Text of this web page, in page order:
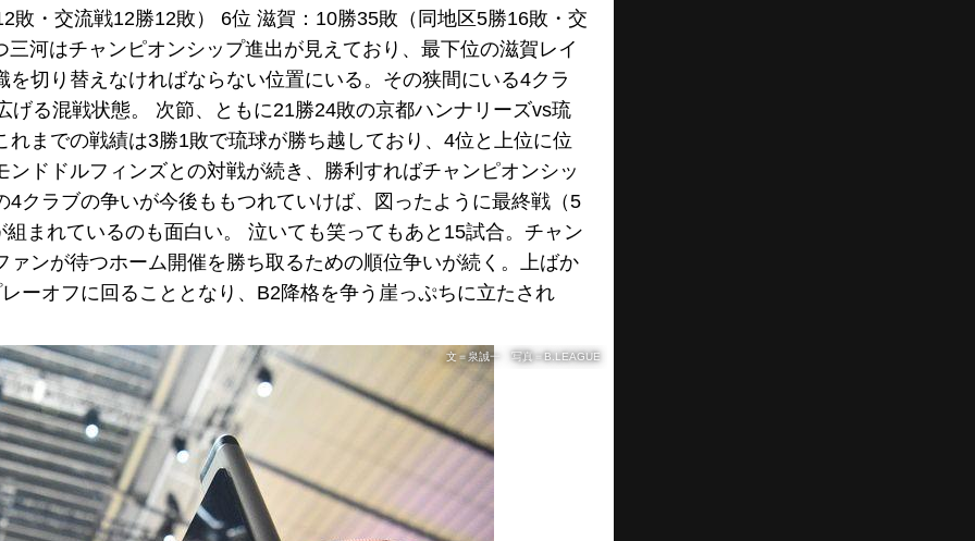
敗・交流戦12勝12敗） 6位 滋賀：10勝35敗（同地区5勝16敗・交
河はチャンピオンシップ進出が見えており、最下位の滋賀レイ
切り替えなければならない位置にいる。その狭間にいる4クラ
げる混戦状態。 次節、ともに21勝24敗の京都ハンナリーズvs琉
までの戦績は3勝1敗で琉球が勝ち越しており、4位と上位に位
ドドルフィンズとの対戦が続き、勝利すればチャンピオンシッ
クラブの争いが今後ももつれていけば、図ったように最終戦（5
まれているのも面白い。 泣いても笑ってもあと15試合。チャン
ンが待つホーム開催を勝ち取るための順位争いが続く。上ばか
ーオフに回ることとなり、B2降格を争う崖っぷちに立たされ
文＝泉誠一 写真＝B.LEAGUE